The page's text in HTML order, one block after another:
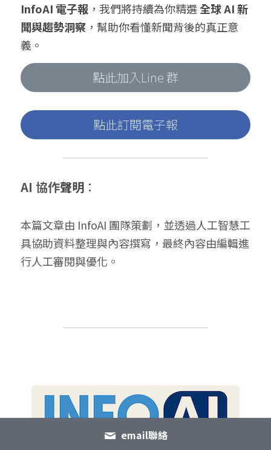
InfoAI 電子報 ，我們將持續為你精選 全球 AI 新
聞與趨勢洞察 ，幫助你看懂新聞背後的真正意
義。
點此加入Line 群
點此訂閱電子報
AI 協作聲明 ：
本篇文章由 InfoAI 團隊策劃，並透過人工智慧工
具協助資料整理與內容撰寫，最終內容由編輯進
行人工審閱與優化。
email聯絡